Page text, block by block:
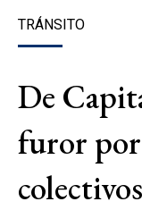
TRÁNSITO
De
furor por